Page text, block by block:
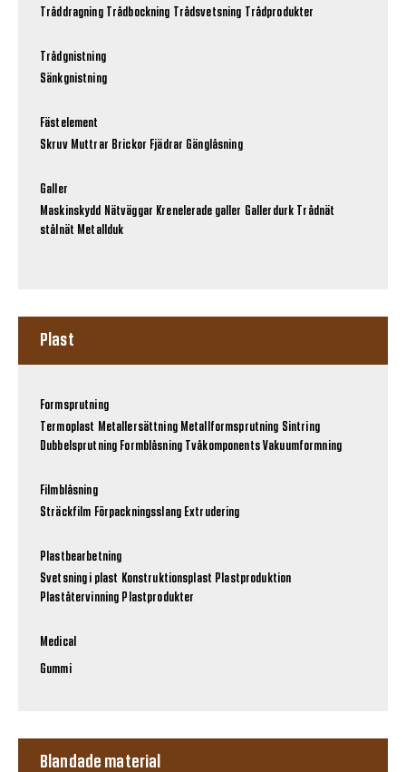
Tråddragning Trådbockning Trådsvetsning Trådprodukter
Trådgnistning
Sänkgnistning
Fästelement
Skruv Muttrar Brickor Fjädrar Gänglåsning
Galler
Maskinskydd Nätväggar Krenelerade galler Gallerdurk Trådnät
stålnät Metallduk
Plast
Formsprutning
Termoplast Metallersättning Metallformsprutning Sintring
Dubbelsprutning Formblåsning Tvåkomponents Vakuumformning
Filmblåsning
Sträckfilm Förpackningsslang Extrudering
Plastbearbetning
Svetsning i plast Konstruktionsplast Plastproduktion
Plaståtervinning Plastprodukter
Medical
Gummi
Blandade material